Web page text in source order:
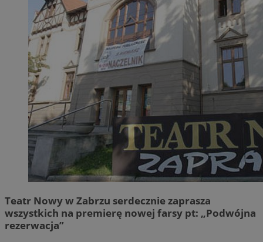
Teatr Nowy w Zabrzu serdecznie zaprasza
wszystkich na premierę nowej farsy pt: „Podwójna
rezerwacja”